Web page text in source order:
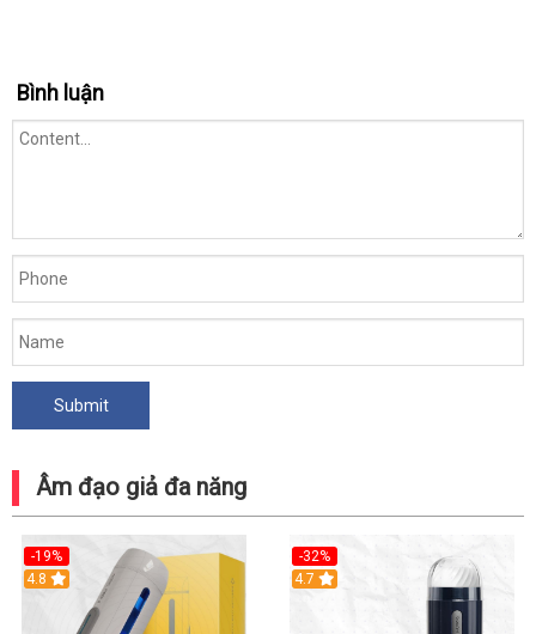
Bình luận
Âm đạo giả đa năng
-19%
Hot
4.8
-32%
Hot
4.7